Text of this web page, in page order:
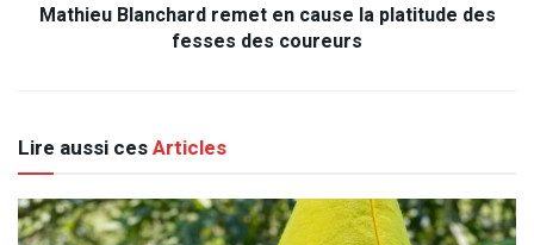
Mathieu Blanchard remet en cause la platitude des
fesses des coureurs
Lire aussi cesArticles